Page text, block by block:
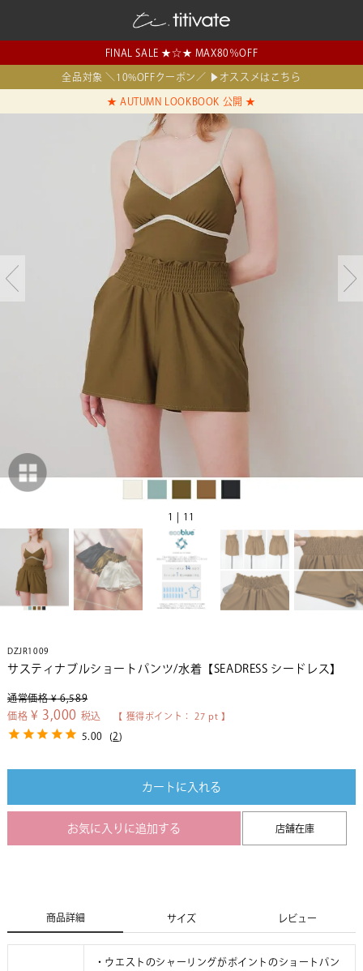
FINAL SALE ★☆★ MAX80％OFF
全品対象 ＼10%OFFクーポン／ ▶オススメはこちら
★ AUTUMN LOOKBOOK 公開 ★
1 | 11
DZJR1009
サスティナブルショートパンツ/水着【SEADRESS シードレス】
通常価格 ¥ 6,589
価格 ¥ 3,000 税込 【 獲得ポイント： 27 pt 】
5.00 (2)
カートに入れる
お気に入りに追加する 店舗在庫
商品詳細 サイズ レビュー
・ウエストのシャーリングがポイントのショートパン